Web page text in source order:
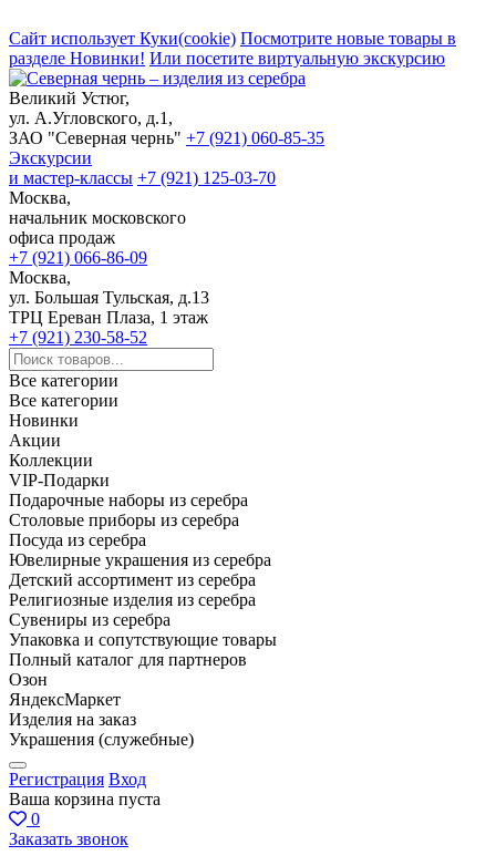
Сайт использует Куки(cookie) Посмотрите новые товары в
разделе Новинки! Или посетите виртуальную экскурсию
Великий Устюг,
ул. А.Угловского, д.1,
ЗАО "Северная чернь" +7 (921) 060-85-35
Экскурсии
и мастер-классы +7 (921) 125-03-70
Москва,
начальник московского
офиса продаж
+7 (921) 066-86-09
Москва,
ул. Большая Тульская, д.13
ТРЦ Ереван Плаза, 1 этаж
+7 (921) 230-58-52
Все категории
Все категории
Новинки
Акции
Коллекции
VIP-Подарки
Подарочные наборы из серебра
Столовые приборы из серебра
Посуда из серебра
Ювелирные украшения из серебра
Детский ассортимент из серебра
Религиозные изделия из серебра
Сувениры из серебра
Упаковка и сопутствующие товары
Полный каталог для партнеров
Озон
ЯндексМаркет
Изделия на заказ
Украшения (служебные)
Регистрация Вход
Ваша корзина пуста
0
Заказать звонок